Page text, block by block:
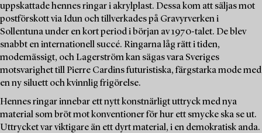
uppskattade hennes ringar i akrylplast. Dessa kom att säljas mot
postförskott via Idun och tillverkades på Gravyrverken i
Sollentuna under en kort period i början av 1970-talet. De blev
snabbt en internationell succé. Ringarna låg rätt i tiden,
modemässigt, och Lagerström kan sägas vara Sveriges
motsvarighet till Pierre Cardins futuristiska, färgstarka mode med
en ny siluett och kvinnlig frigörelse.
Hennes ringar innebar ett nytt konstnärligt uttryck med nya
material som bröt mot konventioner för hur ett smycke ska se ut.
Uttrycket var viktigare än ett dyrt material, i en demokratisk anda.